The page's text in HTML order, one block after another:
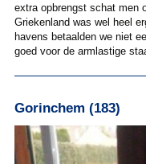
extra opbrengst schat men
Griekenland was wel heel
havens betaalden we niet
goed voor de armlastige
Gorinchem (183)